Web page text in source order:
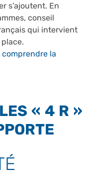
s’ajoutent. En
conseil
qui intervient
la
« 4 R »